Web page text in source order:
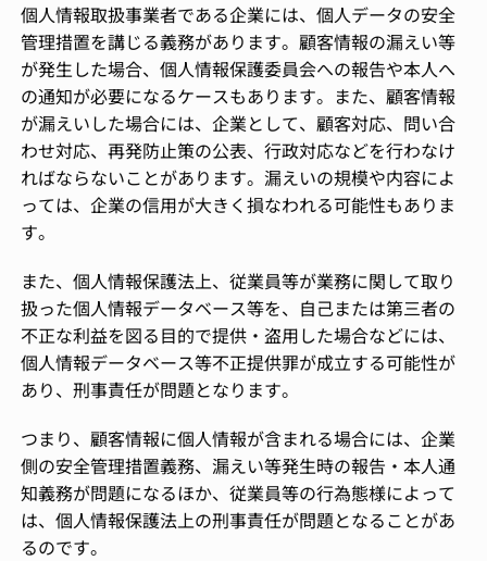
個人情報取扱事業者である企業には、個人データの安全
管理措置を講じる義務があります。顧客情報の漏えい等
が発生した場合、個人情報保護委員会への報告や本人へ
の通知が必要になるケースもあります。また、顧客情報
が漏えいした場合には、企業として、顧客対応、問い合
わせ対応、再発防止策の公表、行政対応などを行わなけ
ればならないことがあります。漏えいの規模や内容によ
っては、企業の信用が大きく損なわれる可能性もありま
す。
また、個人情報保護法上、従業員等が業務に関して取り
扱った個人情報データベース等を、自己または第三者の
不正な利益を図る目的で提供・盗用した場合などには、
個人情報データベース等不正提供罪が成立する可能性が
あり、刑事責任が問題となります。
つまり、顧客情報に個人情報が含まれる場合には、企業
側の安全管理措置義務、漏えい等発生時の報告・本人通
知義務が問題になるほか、従業員等の行為態様によって
は、個人情報保護法上の刑事責任が問題となることがあ
るのです。